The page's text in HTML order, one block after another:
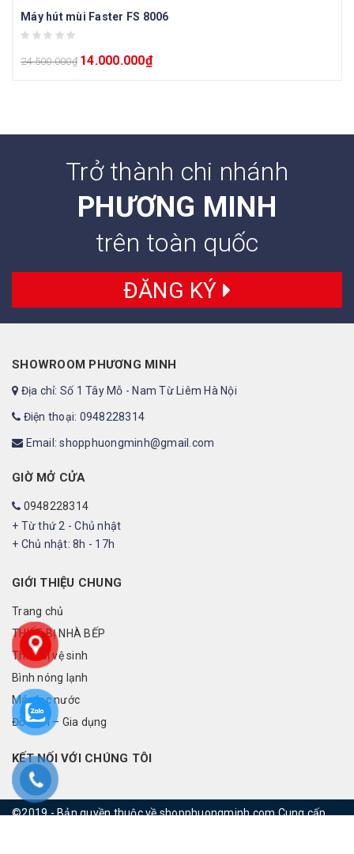
Máy hút mùi Faster FS 8006
24.500.000₫ 14.000.000₫
Trở thành chi nhánh
PHƯƠNG MINH
trên toàn quốc
ĐĂNG KÝ
SHOWROOM PHƯƠNG MINH
Địa chỉ: Số 1 Tây Mỗ - Nam Từ Liêm Hà Nội
Điện thoại: 0948228314
Email: shopphuongminh@gmail.com
GIỜ MỞ CỬA
0948228314
+ Từ thứ 2 - Chủ nhật
+ Chủ nhật: 8h - 17h
GIỚI THIỆU CHUNG
Trang chủ
THIẾT BỊ NHÀ BẾP
Thiết bị vệ sinh
Bình nóng lạnh
Máy lọc nước
Đồ điện – Gia dụng
KẾT NỐI VỚI CHÚNG TÔI
©2019 - Bản quyền thuộc về shopphuongminh.comCung cấp